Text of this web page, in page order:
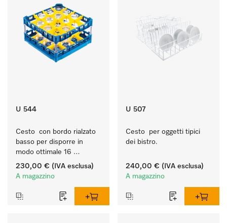
U 544
Cesto  con bordo rialzato
basso per disporre in
modo ottimale 16
bicchieri fino a 23 cm.
230,00 € (IVA esclusa)
A magazzino
U 507
Cesto  per oggetti tipici
dei bistro.
240,00 € (IVA esclusa)
A magazzino